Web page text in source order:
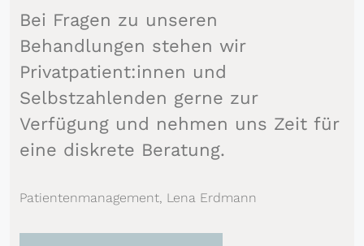
Bei Fragen zu unseren
Behandlungen stehen wir
Privatpatient:innen und
Selbstzahlenden gerne zur
Verfügung und nehmen uns Zeit für
eine diskrete Beratung.
Patientenmanagement, Lena Erdmann